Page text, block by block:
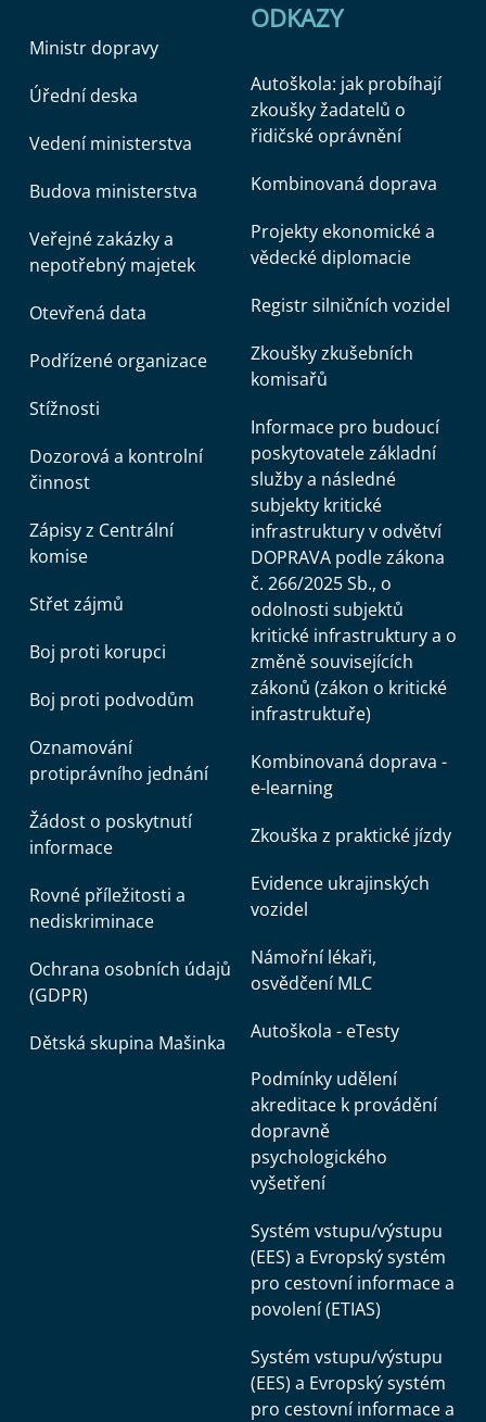
Ministr dopravy
Úřední deska
Vedení ministerstva
Budova ministerstva
Veřejné zakázky a
nepotřebný majetek
Otevřená data
Podřízené organizace
Stížnosti
Dozorová a kontrolní
činnost
Zápisy z Centrální
komise
Střet zájmů
Boj proti korupci
Boj proti podvodům
Oznamování
protiprávního jednání
Žádost o poskytnutí
informace
Rovné příležitosti a
nediskriminace
Ochrana osobních údajů
(GDPR)
Dětská skupina Mašinka
ODKAZY
Autoškola: jak probíhají
zkoušky žadatelů o
řidičské oprávnění
Kombinovaná doprava
Projekty ekonomické a
vědecké diplomacie
Registr silničních vozidel
Zkoušky zkušebních
komisařů
Informace pro budoucí
poskytovatele základní
služby a následné
subjekty kritické
infrastruktury v odvětví
DOPRAVA podle zákona
č. 266/2025 Sb., o
odolnosti subjektů
kritické infrastruktury a o
změně souvisejících
zákonů (zákon o kritické
infrastruktuře)
Kombinovaná doprava -
e-learning
Zkouška z praktické jízdy
Evidence ukrajinských
vozidel
Námořní lékaři,
osvědčení MLC
Autoškola - eTesty
Podmínky udělení
akreditace k provádění
dopravně
psychologického
vyšetření
Systém vstupu/výstupu
(EES) a Evropský systém
pro cestovní informace a
povolení (ETIAS)
Systém vstupu/výstupu
(EES) a Evropský systém
pro cestovní informace a